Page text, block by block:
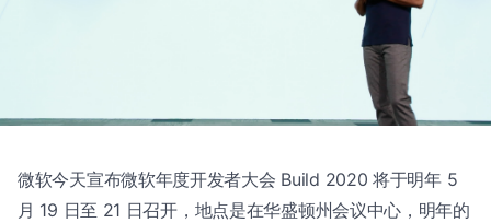
微软今天宣布微软年度开发者大会 Build 2020 将于明年 5
月 19 日至 21 日召开，地点是在华盛顿州会议中心，明年的